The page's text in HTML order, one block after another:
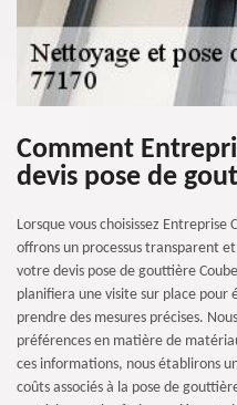
Comment
devis pose de
Lorsque vous choisissez Entreprise
offrons un processus transparent
votre devis pose de gouttière
planifiera une visite sur place pour
prendre des mesures précises.
préférences en matière de
ces informations, nous établirons
coûts associés à la pose de